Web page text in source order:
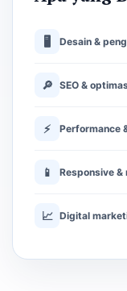
🖥 Desain &
🔎 SEO &
⚡ Performance
📱 Responsive
📈 Digital